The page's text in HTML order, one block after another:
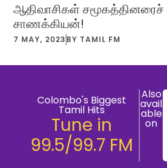
ஆதிவாசிகள் சமூகத்தினரைச்
சாணக்கியன்!
7 MAY, 2023 BY TAMIL FM
Colombo's Biggest
Tamil Hits
Tune in
99.5/99.7 FM
Also
avail
able
on